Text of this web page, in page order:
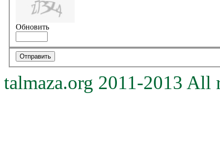
Обновить
talmaza.org 2011-2013 All